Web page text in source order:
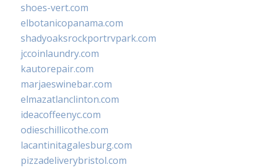
shoes-vert.com
elbotanicopanama.com
shadyoaksrockportrvpark.com
jccoinlaundry.com
kautorepair.com
marjaeswinebar.com
elmazatlanclinton.com
ideacoffeenyc.com
odieschillicothe.com
lacantinitagalesburg.com
pizzadeliverybristol.com